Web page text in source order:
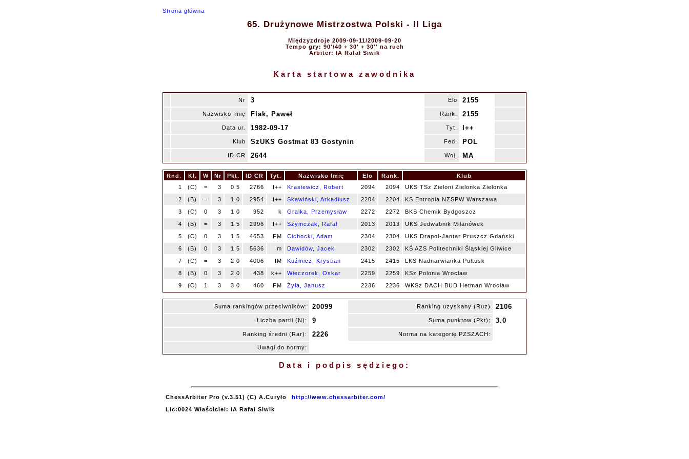
Strona główna
65. Drużynowe Mistrzostwa Polski - II Liga
Międzyzdroje 2009-09-11/2009-09-20
Tempo gry: 90'/40 + 30' + 30'' na ruch
Arbiter: IA Rafał Siwik
Karta startowa zawodnika
Nr 3 Elo 2155
Nazwisko Imię Flak, Paweł Rank. 2155
Data ur. 1982-09-17 Tyt. I++
Klub SzUKS Gostmat 83 Gostynin Fed. POL
ID CR 2644 Woj. MA
Rnd. Kl. W Nr Pkt. ID CR Tyt. Nazwisko Imię Elo Rank.
Klub
1
(C) = 3 0.5 2766 I++ Krasiewicz, Robert 2094 2094
UKS TSz Zieloni Zielonka Zielonka
2
(B) = 3 1.0 2954 I++ Skawiński, Arkadiusz 2204 2204
KS Entropia NZSPW Warszawa
3
(C) 0 3 1.0 952 k Gralka, Przemysław 2272 2272
BKS Chemik Bydgoszcz
4
(B) = 3 1.5 2996 I++ Szymczak, Rafał 2013 2013
UKS Jedwabnik Milanówek
5
(C) 0 3 1.5 4653 FM Cichocki, Adam 2304 2304
UKS Drapol-Jantar Pruszcz Gdański
6
(B) 0 3 1.5 5636 m Dawidów, Jacek 2302 2302
KŚ AZS Politechniki Śląskiej Gliwice
7
(C) = 3 2.0 4006 IM Kuźmicz, Krystian 2415 2415
LKS Nadnarwianka Pułtusk
8
(B) 0 3 2.0 438 k++ Wieczorek, Oskar 2259 2259
KSz Polonia Wrocław
9
(C) 1 3 3.0 460 FM Żyła, Janusz 2236 2236 WKSz DACH BUD Hetman Wrocław
Suma rankingów przeciwników: 20099 Ranking uzyskany (Ruz) 2106
Liczba partii (N): 9 Suma punktow (Pkt): 3.0
Ranking średni (Rar): 2226 Norma na kategorię PZSZACH:
Uwagi do normy:
Data i podpis sędziego:
ChessArbiter Pro (v.3.51) (C) A.Curyło
http://www.chessarbiter.com/
Lic:0024 Właściciel: IA Rafał Siwik